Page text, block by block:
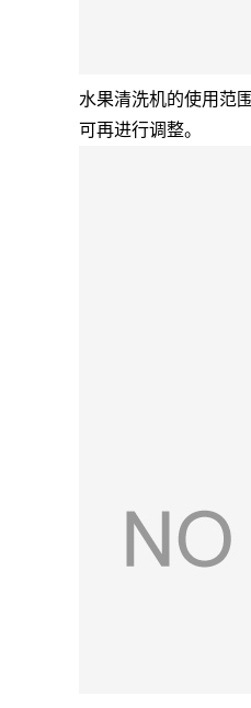
水果清洗机的使用范
可再进行调整。